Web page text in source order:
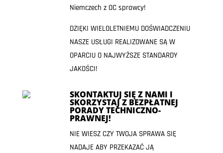
Niemczech z OC sprawcy!
DZIĘKI WIELOLETNIEMU DOŚWIADCZENIU
NASZE USŁUGI REALIZOWANE SĄ W
OPARCIU O NAJWYŻSZE STANDARDY
JAKOŚCI!
SKONTAKTUJ SIĘ Z NAMI I
SKORZYSTAJ Z BEZPŁATNEJ
PORADY TECHNICZNO-
PRAWNEJ!
NIE WIESZ CZY TWOJA SPRAWA SIĘ
NADAJE ABY PRZEKAZAĆ JĄ